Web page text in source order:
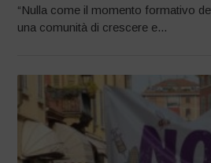
“Nulla come il momento formativo
una comunità di crescere e...